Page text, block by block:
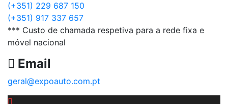
(+351) 229 687 150
(+351) 917 337 657
*** Custo de chamada respetiva para a rede fixa e
móvel nacional
Email
geral@expoauto.com.pt